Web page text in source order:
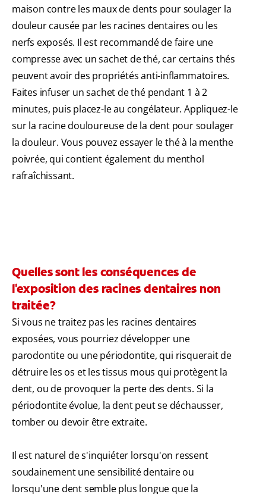
maison contre les maux de dents pour soulager la
douleur causée par les racines dentaires ou les
nerfs exposés. Il est recommandé de faire une
compresse avec un sachet de thé, car certains thés
peuvent avoir des propriétés anti-inflammatoires.
Faites infuser un sachet de thé pendant 1 à 2
minutes, puis placez-le au congélateur. Appliquez-le
sur la racine douloureuse de la dent pour soulager
la douleur. Vous pouvez essayer le thé à la menthe
poivrée, qui contient également du menthol
rafraîchissant.
Quelles sont les conséquences de
l'exposition des racines dentaires non
traitée?
Si vous ne traitez pas les racines dentaires
exposées, vous pourriez développer une
parodontite ou une périodontite, qui risquerait de
détruire les os et les tissus mous qui protègent la
dent, ou de provoquer la perte des dents. Si la
périodontite évolue, la dent peut se déchausser,
tomber ou devoir être extraite.
Il est naturel de s'inquiéter lorsqu'on ressent
soudainement une sensibilité dentaire ou
lorsqu'une dent semble plus longue que la